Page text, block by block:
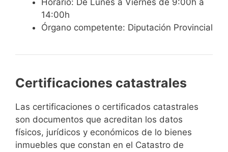
Horario: De Lunes a Viernes de 9:00h a
14:00h
Órgano competente: Diputación Provincial
Certificaciones catastrales
Las certificaciones o certificados catastrales
son documentos que acreditan los datos
físicos, jurídicos y económicos de lo bienes
inmuebles que constan en el Catastro de